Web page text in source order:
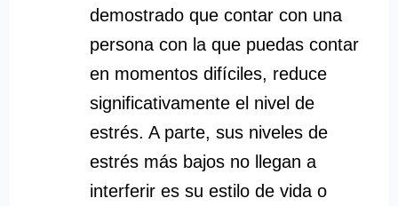
demostrado que contar con una
persona con la que puedas contar
en momentos difíciles, reduce
significativamente el nivel de
estrés. A parte, sus niveles de
estrés más bajos no llegan a
interferir es su estilo de vida o